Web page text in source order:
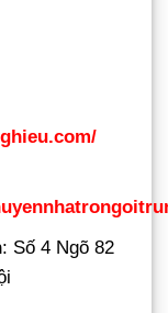
: Số 4 Ngõ 82